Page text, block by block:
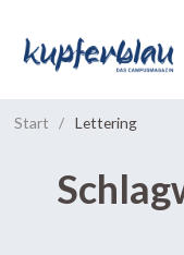
Start / Lettering